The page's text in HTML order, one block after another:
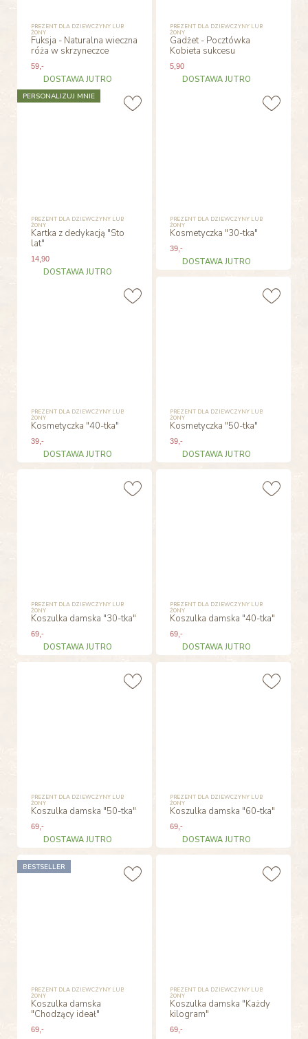
PREZENT DLA DZIEWCZYNY LUB
ŻONY
Fuksja - Naturalna wieczna
róża w skrzyneczce
59,-
DOSTAWA JUTRO
PREZENT DLA DZIEWCZYNY LUB
ŻONY
Gadżet - Pocztówka
Kobieta sukcesu
5 ,90
DOSTAWA JUTRO
PREZENT DLA DZIEWCZYNY LUB
ŻONY
Kartka z dedykacją "Sto
lat"
14,90
DOSTAWA JUTRO
PERSONALIZUJ MNIE
PREZENT DLA DZIEWCZYNY LUB
ŻONY
Kosmetyczka "30-tka"
39 ,-
DOSTAWA JUTRO
PREZENT DLA DZIEWCZYNY LUB
ŻONY
Kosmetyczka "40-tka"
39,-
DOSTAWA JUTRO
PREZENT DLA DZIEWCZYNY LUB
ŻONY
Kosmetyczka "50-tka"
39 ,-
DOSTAWA JUTRO
PREZENT DLA DZIEWCZYNY LUB
ŻONY
Koszulka damska "30-tka"
69,-
DOSTAWA JUTRO
PREZENT DLA DZIEWCZYNY LUB
ŻONY
Koszulka damska "40-tka"
69 ,-
DOSTAWA JUTRO
PREZENT DLA DZIEWCZYNY LUB
ŻONY
Koszulka damska "50-tka"
69,-
DOSTAWA JUTRO
PREZENT DLA DZIEWCZYNY LUB
ŻONY
Koszulka damska "60-tka"
69 ,-
DOSTAWA JUTRO
PREZENT DLA DZIEWCZYNY LUB
ŻONY
Koszulka damska
"Chodzący ideał"
69,-
BESTSELLER
PREZENT DLA DZIEWCZYNY LUB
ŻONY
Koszulka damska "Każdy
kilogram"
69 ,-